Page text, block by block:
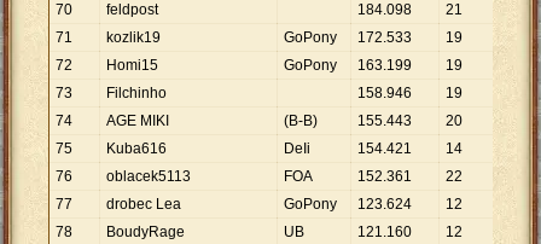
70
feldpost 184.098 21 8
71
kozlik19 GoPony 172.533 19
72
Homi15 GoPony 163.199 19
73
Filchinho 158.946 19
74
AGE MIKI (B-B) 155.443 20
75
Kuba616 DeIi 154.421 14
76
oblacek5113 FOA 152.361 22
77
drobec Lea GoPony 123.624 12 10
78
BoudyRage UB 121.160 12